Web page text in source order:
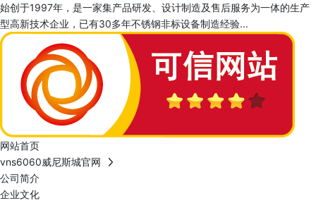
始创于1997年，是一家集产品研发、设计制造及售后服务为一体的生产
型高新技术企业，已有30多年不锈钢非标设备制造经验...
网站首页
vns6060威尼斯城官网
公司简介
企业文化